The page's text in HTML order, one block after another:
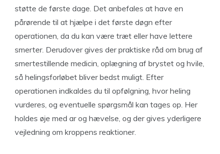
støtte de første dage. Det anbefales at have en
pårørende til at hjælpe i det første døgn efter
operationen, da du kan være træt eller have lettere
smerter. Derudover gives der praktiske råd om brug af
smertestillende medicin, oplægning af brystet og hvile,
så helingsforløbet bliver bedst muligt. Efter
operationen indkaldes du til opfølgning, hvor heling
vurderes, og eventuelle spørgsmål kan tages op. Her
holdes øje med ar og hævelse, og der gives yderligere
vejledning om kroppens reaktioner.